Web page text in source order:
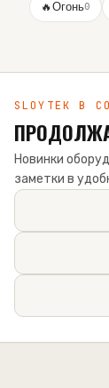
🔥Огонь0
SLOYTEK В
Новинки
заметки в